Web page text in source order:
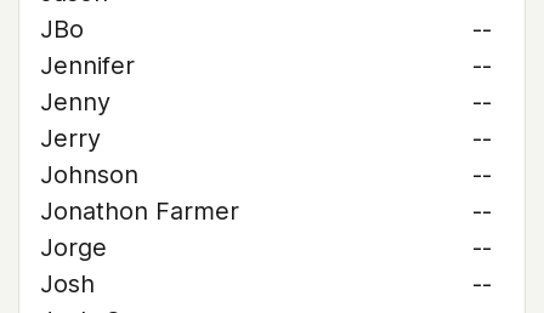
JBo
--
Jennifer
--
Jenny
--
Jerry
--
Johnson
--
Jonathon Farmer
--
Jorge
--
Josh
--